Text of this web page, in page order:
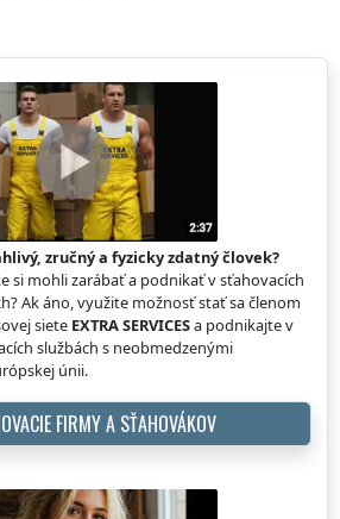
zručný a fyzicky zdatný človek?
si mohli zarábať a podnikať v sťahovacích
Ak áno, využite možnosť stať sa členom
siete EXTRA SERVICESa podnikajte v
službách s neobmedzenými
únii.
FIRMY A SŤAHOVÁKOV